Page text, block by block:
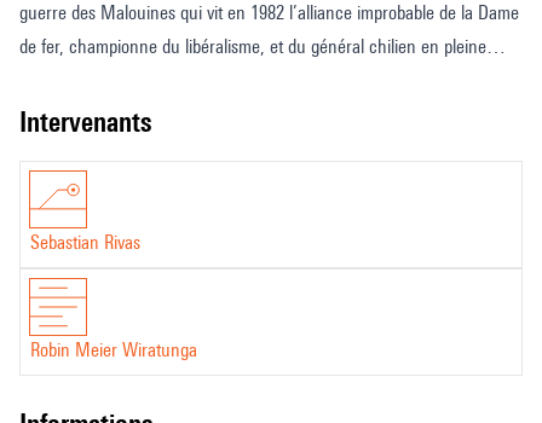
guerre des Malouines qui vit en 1982 l’alliance improbable de la Dame
de fer, championne du libéralisme, et du général chilien en pleine
Lady Thatcher invitée par le sénateur Augusto Pinochet pour un
intervenants
Sebastian Rivas
Robin Meier Wiratunga